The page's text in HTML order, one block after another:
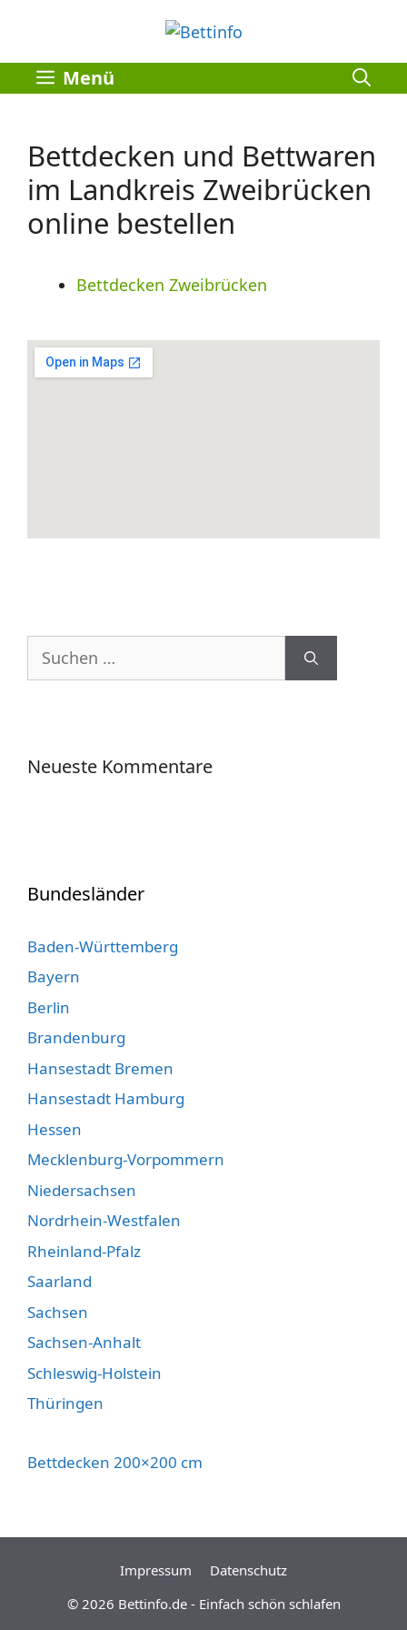
springen
Menü
Bettdecken und Bettwaren
im Landkreis Zweibrücken
online bestellen
Bettdecken Zweibrücken
Suchen
nach:
Neueste Kommentare
Bundesländer
Baden-Württemberg
Bayern
Berlin
Brandenburg
Hansestadt Bremen
Hansestadt Hamburg
Hessen
Mecklenburg-Vorpommern
Niedersachsen
Nordrhein-Westfalen
Rheinland-Pfalz
Saarland
Sachsen
Sachsen-Anhalt
Schleswig-Holstein
Thüringen
Bettdecken 200×200 cm
Impressum
Datenschutz
© 2026 Bettinfo.de - Einfach schön schlafen